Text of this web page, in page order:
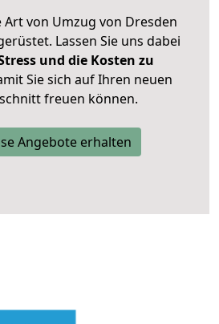
von Umzug von Dresden
Lassen Sie uns dabei
und die Kosten zu
Sie sich auf Ihren neuen
freuen können.
Angebote erhalten